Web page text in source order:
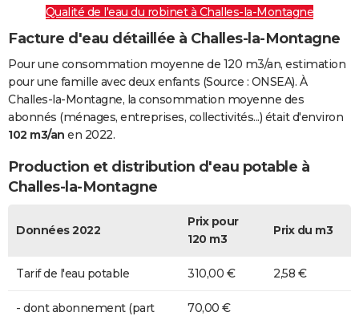
Qualité de l'eau du robinet à Challes-la-Montagne
Facture d'eau détaillée à Challes-la-Montagne
Pour une consommation moyenne de 120 m3/an, estimation
pour une famille avec deux enfants (Source : ONSEA). À
Challes-la-Montagne, la consommation moyenne des
abonnés (ménages, entreprises, collectivités...) était d'environ
102 m3/an en 2022.
Production et distribution d'eau potable à
Challes-la-Montagne
Données 2022
Prix pour
120 m3
Prix du m3
Tarif de l'eau potable 310,00 € 2,58 €
- dont abonnement (part
70,00 €